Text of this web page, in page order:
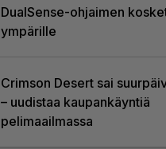
DualSense-ohjaimen
ympärille
Crimson Desert sai
– uudistaa kaupankäyntiä
pelimaailmassa